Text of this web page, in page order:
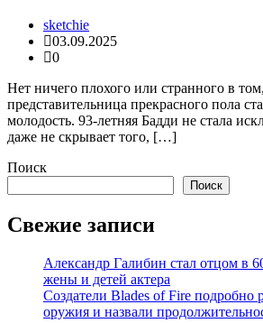
sketchie
03.09.2025
0
Нет ничего плохого или странного в
представительница прекрасного пола
молодость. 93-летняя Бадди не стала
даже не скрывает того, […]
Поиск
Поиск
Свежие записи
Александр Галибин стал отцом в
жены и детей актера
Создатели Blades of Fire подробно
оружия и назвали